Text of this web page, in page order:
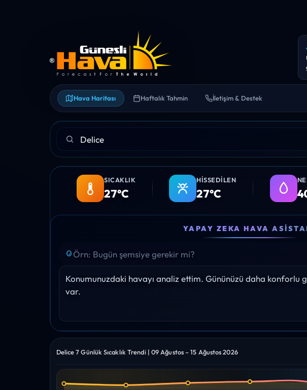
Hava Haritası Haftalık Tahmin İletişim & Destek
SICAKLIK
27°C
HISSEDILEN
27°C
YAPAY ZEKA HAVA
Konumunuzdaki havayı analiz ettim. Gününüzü daha konforlu
var.
Delice 7 Günlük Sıcaklık Trendi | 09 Ağustos – 15 Ağustos 2026
Yüksek Düşük
04:00
20°
05:00
Yağış: 0%
06:00 07:00 08:00